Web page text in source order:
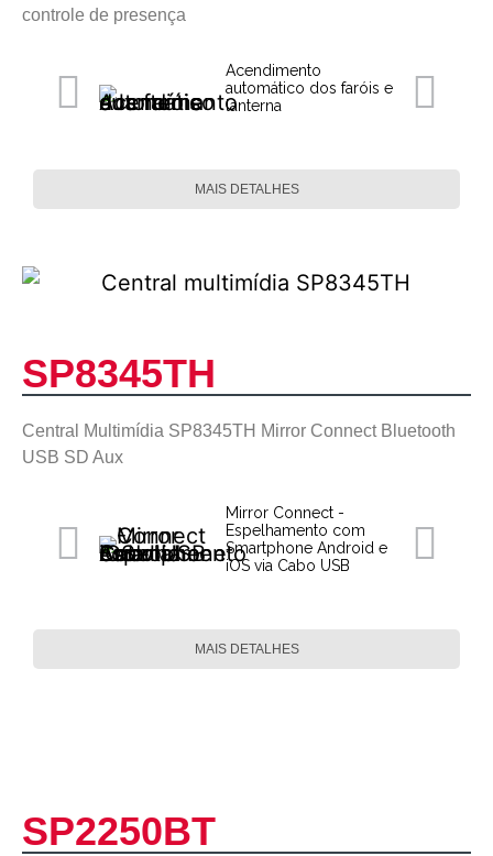
controle de presença
Acendimento
automático dos faróis e
lanterna
MAIS DETALHES
SP8345TH
Central Multimídia SP8345TH Mirror Connect Bluetooth
USB SD Aux
Mirror Connect -
Espelhamento com
Smartphone Android e
iOS via Cabo USB
MAIS DETALHES
SP2250BT